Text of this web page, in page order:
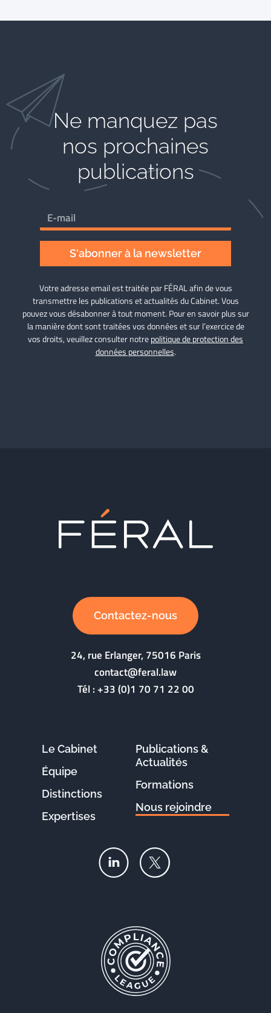
Ne manquez pas
nos prochaines
publications
S'abonner à la newsletter
Votre adresse email est traitée par FÉRAL afin de vous
transmettre les publications et actualités du Cabinet. Vous
pouvez vous désabonner à tout moment. Pour en savoir plus sur
la manière dont sont traitées vos données et sur l’exercice de
vos droits, veuillez consulter notrepolitique de protection des
données personnelles.
Contactez-nous
24, rue Erlanger, 75016 Paris
contact@feral.law
Tél :+33 (0)1 70 71 22 00
Le Cabinet
Équipe
Distinctions
Expertises
Publications &
Actualités
Formations
Nous rejoindre